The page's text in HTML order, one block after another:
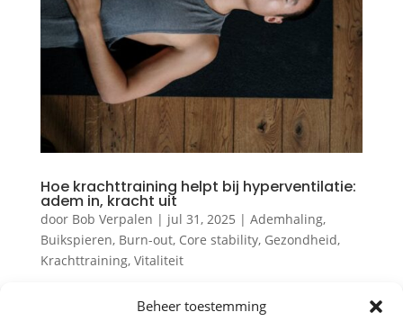
Beheer toestemming
Hoe krachttraining helpt bij hyperventilatie:
adem in, kracht uit
door Bob Verpalen | jul 31, 2025 | Ademhaling,
Buikspieren, Burn-out, Core stability, Gezondheid,
Krachttraining, Vitaliteit
Hyperventilatie en krachttraining: het lijkt misschien
geen voor de hand liggende combinatie. Veel